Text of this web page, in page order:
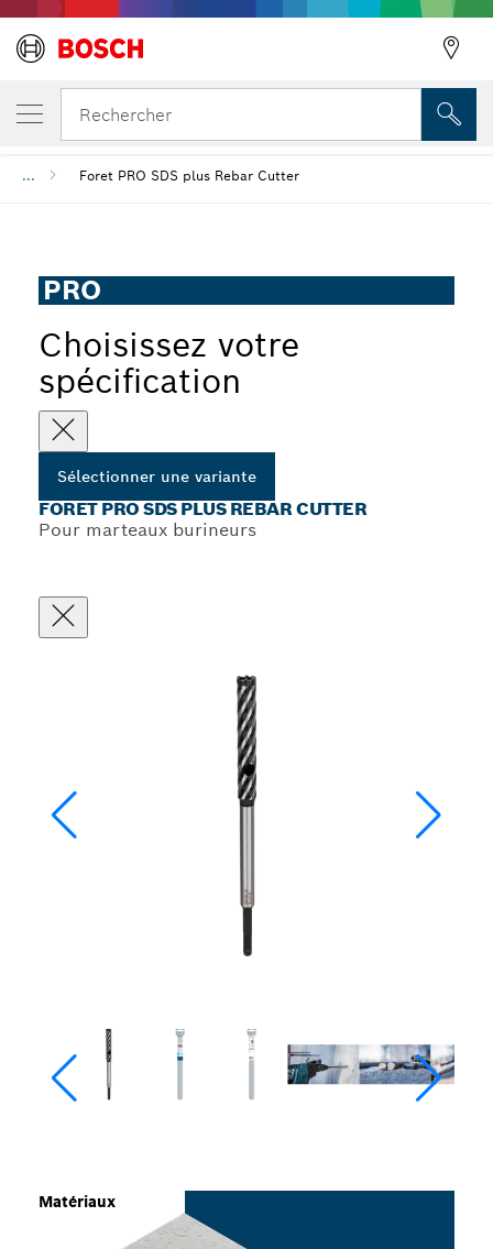
Rechercher
... Foret PRO SDS plus Rebar Cutter
PRO
Choisissez votre
spécification
Sélectionner une variante
FORET PRO SDS PLUS REBAR CUTTER
Pour marteaux burineurs
Matériaux
VOTRE VARIANTE SÉLECTIONNÉE
Foret PRO SDS plus Rebar Cutter